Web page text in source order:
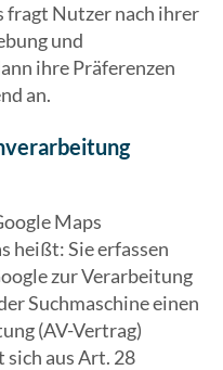
fragt Nutzer nach ihrer
und
ihre Präferenzen
an.
Maps
heißt: Sie erfassen
zur Verarbeitung
Suchmaschine einen
(AV-Vertrag)
aus Art. 28